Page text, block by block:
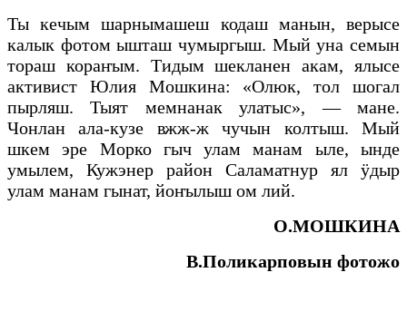
Ты кечым шарнымашеш кодаш манын, верысе
калык фотом ышташ чумыргыш. Мый уна семын
тораш кораҥым. Тидым шекланен акам, ялысе
активист Юлия Мошкина: «Олюк, тол шогал
пырляш. Тыят мемнанак улатыс», — мане.
Чонлан ала-кузе вжж-ж чучын колтыш. Мый
шкем эре Морко гыч улам манам ыле, ынде
умылем, Кужэнер район Саламатнур ял ӱдыр
улам манам гынат, йоҥылыш ом лий.
О.МОШКИНА
В.Поликарповын фотожо